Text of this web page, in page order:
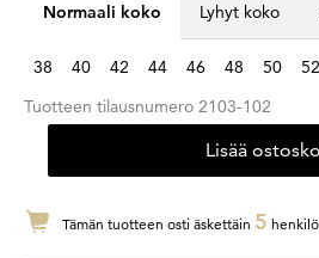
Normaali koko Lyhyt koko
38 40 42 44 46 48 50 52
Tuotteen tilausnumero 2103-102
Lisää
Tämän tuotteen osti äskettäin 5